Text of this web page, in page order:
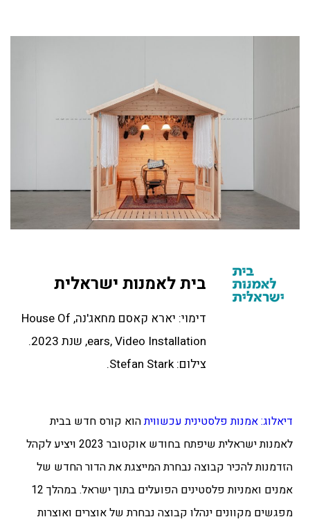
בית לאמנות ישראלית
דימוי: יארא קאסם מחאג'נה, House Of
ears, Video Installation, שנת 2023.
צילום: Stefan Stark.
דיאלוג: אמנות פלסטינית עכשוויתהוא קורס חדש בבית
לאמנות ישראלית שיפתח בחודש אוקטובר 2023 ויציע לקהל
הזדמנות להכיר קבוצה נבחרת המייצגת את הדור החדש של
אמנים ואמניות פלסטינים הפועלים בתוך ישראל. במהלך 12
מפגשים מקוונים ינהלו קבוצה נבחרת של אוצרים ואוצרות